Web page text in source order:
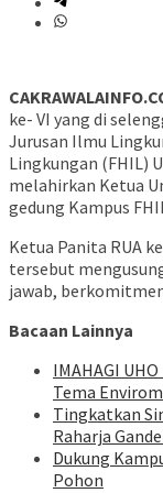
ke- VI yang di
Jurusan Ilmu
Lingkungan (FHIL)
melahirkan Ketua
gedung Kampus
Ketua Panita RUA
tersebut
jawab,
Bacaan Lainnya
IMAHAGI
Tema
Tingkatkan
Raharja
Dukung
Pohon